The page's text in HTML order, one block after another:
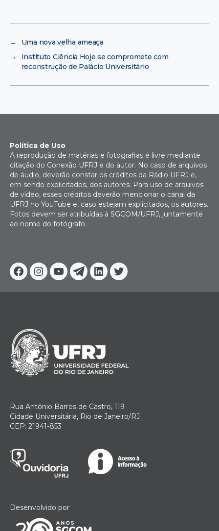
←
Uma nova velha ameaça
→
Instituto Ciência Hoje se compromete com
reconstrução de Palácio Universitário
Facebook
Instagram
YoutubeTelegram
Linkedin
Twitter
Política de Uso
A reprodução de matérias e fotografias é livre mediante
citação do Conexão UFRJ e do autor. No caso de arquivos
de áudio, deverão constar os créditos da Rádio UFRJ e,
em sendo explicitados, dos autores. Para uso de arquivos
de vídeo, esses créditos deverão mencionar o canal da
UFRJ no YouTube e, caso estejam explicitados, os autores.
Fotos devem ser atribuídas à SGCOM/UFRJ, juntamente
ao nome do fotógrafo.
Rua Antônio Barros de Castro, 119
Cidade Universitária, Rio de Janeiro/RJ
CEP: 21941-853
Desenvolvido por